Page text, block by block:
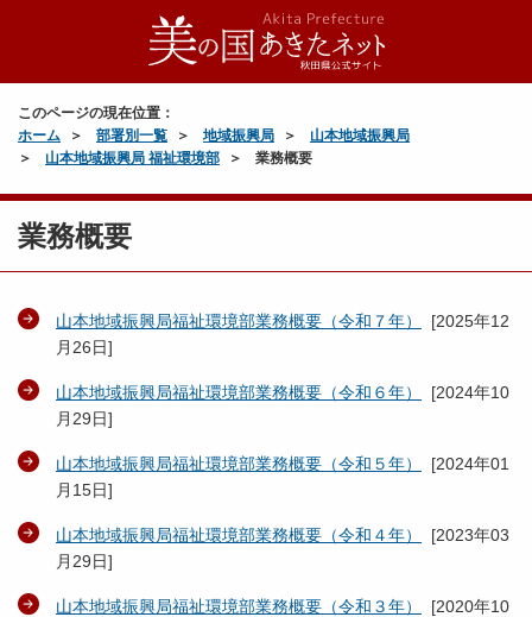
このページの現在位置：
ホーム
部署別一覧 地域振興局
山本地域振興局
山本地域振興局 福祉環境部
業務概要
業務概要
山本地域振興局福祉環境部業務概要（令和７年） [2025年12
月26日]
山本地域振興局福祉環境部業務概要（令和６年） [2024年10
月29日]
山本地域振興局福祉環境部業務概要（令和５年） [2024年01
月15日]
山本地域振興局福祉環境部業務概要（令和４年） [2023年03
月29日]
山本地域振興局福祉環境部業務概要（令和３年） [2020年10